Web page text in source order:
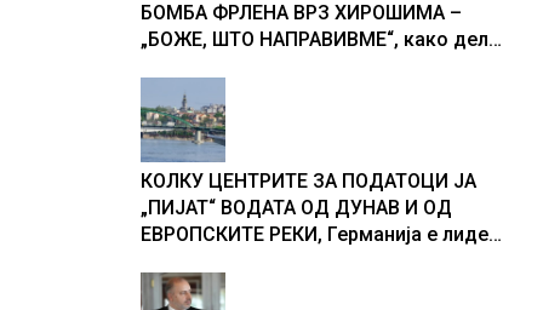
БОМБА ФРЛЕНА ВРЗ ХИРОШИМА –
„БОЖЕ, ШТО НАПРАВИВМЕ“, како дел
учесниците во бомбардирањето го
доживуваа овој настан што го
промени текот на историјата
КОЛКУ ЦЕНТРИТЕ ЗА ПОДАТОЦИ ЈА
„ПИЈАТ“ ВОДАТА ОД ДУНАВ И ОД
ЕВРОПСКИТЕ РЕКИ, Германија е лидер
центри за податоци